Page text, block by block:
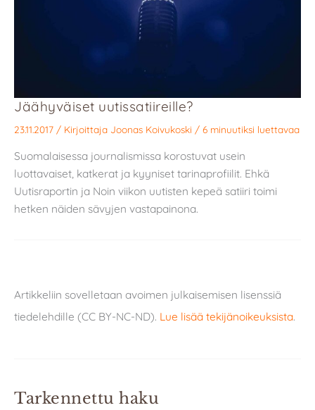
Jäähyväiset uutissatiireille?
23.11.2017 / Kirjoittaja Joonas Koivukoski / 6 minuutiksi luettavaa
Suomalaisessa journalismissa korostuvat usein
luottavaiset, katkerat ja kyyniset tarinaprofiilit. Ehkä
Uutisraportin ja Noin viikon uutisten kepeä satiiri toimi
hetken näiden sävyjen vastapainona.
Artikkeliin sovelletaan avoimen julkaisemisen lisenssiä
tiedelehdille (CC BY-NC-ND). Lue lisää tekijänoikeuksista.
Tarkennettu haku